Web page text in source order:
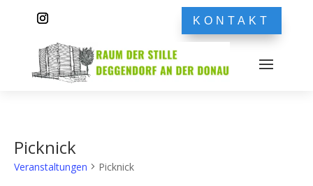
KONTAKT
Picknick
Veranstaltungen Picknick